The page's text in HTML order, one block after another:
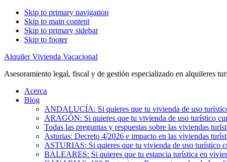
Skip to primary navigation
Skip to main content
Skip to primary sidebar
Skip to footer
Alquiler Vivienda Vacacional
Asesoramiento legal, fiscal y de gestión especializado en alquileres
Acerca
Blog
ANDALUCÍA: Si quieres que tu vivienda de uso
ARAGÓN: Si quieres que tu vivienda de uso turístico
Todas las preguntas y respuestas sobre las viviendas
Asturias: Decreto 4/2026 e impacto en las viviendas
ASTURIAS: Si quieres que tu vivienda de uso turístico
BALEARES: Si quieres que tu estancia turística en